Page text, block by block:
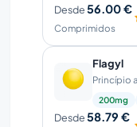
Desde56.00 €
Comprimidos
Flagyl
Princípio
200mg
Desde58.79 €